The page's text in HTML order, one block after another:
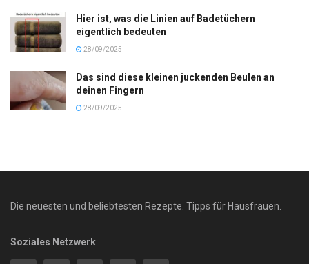
Hier ist, was die Linien auf Badetüchern
eigentlich bedeuten
28/09/2025
Das sind diese kleinen juckenden Beulen an
deinen Fingern
28/09/2025
Die neuesten und beliebtesten Rezepte. Tipps für Hausfrauen.
Soziales Netzwerk